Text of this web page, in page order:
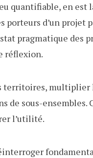
quantifiable, en est
porteurs d’un projet
pragmatique des
réflexion.
territoires,
de sous-ensembles.
l’utilité.